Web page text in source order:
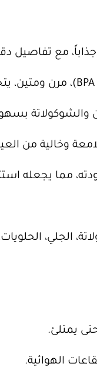
مع تفاصيل
وخالية من
مما يجعله
الجلي،
يمتلئ.